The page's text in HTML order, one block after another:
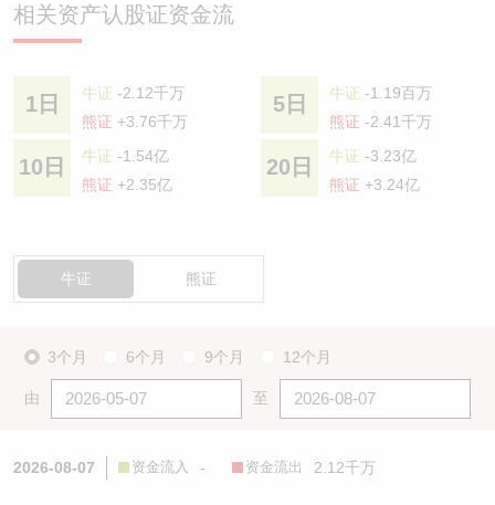
相关资产认股证资金流
1日 牛证 -2.12千万
熊证 +3.76千万
5日 牛证 -1.19百万
熊证 -2.41千万
10日 牛证 -1.54亿
熊证 +2.35亿
20日 牛证 -3.23亿
熊证 +3.24亿
牛证 熊证
3个月 6个月 9个月 12个月
由 至
2026-08-07 资金流入 - 资金流出 2.12千万